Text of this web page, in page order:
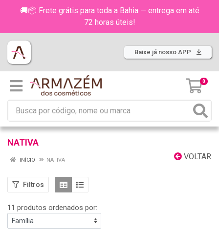
🚚📦 Frete grátis para toda a Bahia — entrega em até
72 horas úteis!
Baixe já nosso APP
0
NATIVA
VOLTAR
INÍCIO NATIVA
Filtros
11 produtos ordenados por: